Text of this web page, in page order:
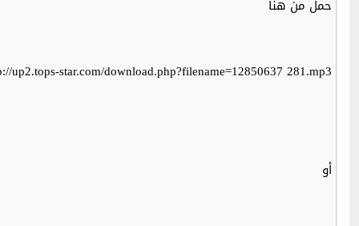
حمل من هنا
up2.tops-star.com/download.php?filename=12850637 281.mp3
أو